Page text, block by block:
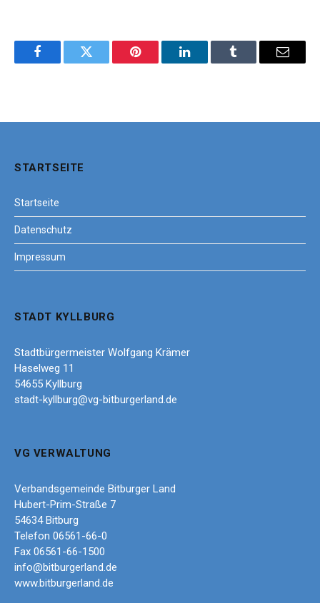
FacebookTwitter Pinterest LinkedInTumblr Email
STARTSEITE
Startseite
Datenschutz
Impressum
STADT KYLLBURG
Stadtbürgermeister Wolfgang Krämer
Haselweg 11
54655 Kyllburg
stadt-kyllburg@vg-bitburgerland.de
VG VERWALTUNG
Verbandsgemeinde Bitburger Land
Hubert-Prim-Straße 7
54634 Bitburg
Telefon 06561-66-0
Fax 06561-66-1500
info@bitburgerland.de
www.bitburgerland.de